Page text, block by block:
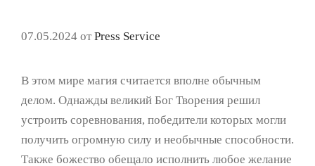
07.05.2024 отPress Service
В этом мире магия считается вполне обычным
делом. Однажды великий Бог Творения решил
устроить соревнования, победители которых могли
получить огромную силу и необычные способности.
Также божество обещало исполнить любое желание